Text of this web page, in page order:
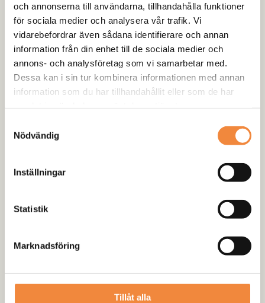
och annonserna till användarna, tillhandahålla funktioner
för sociala medier och analysera vår trafik. Vi
vidarebefordrar även sådana identifierare och annan
information från din enhet till de sociala medier och
annons- och analysföretag som vi samarbetar med.
Dessa kan i sin tur kombinera informationen med annan
information som du har tillhandahållit eller som de har
Nödvändig
Inställningar
Statistik
Marknadsföring
Tillåt alla
Recensioner (0)
Det finns inga recensioner än.
”Maskinslippapper P-240 150mm
Din e-postadress kommer inte publiceras.
Ditt betyg